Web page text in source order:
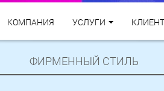
КОМПАНИЯ УСЛУГИ
ФИРМЕННЫЙ СТИЛЬ